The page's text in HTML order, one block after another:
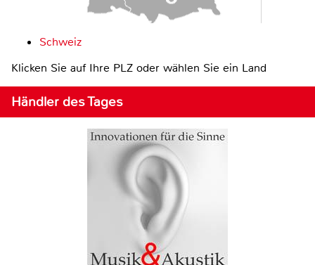
Schweiz
Klicken Sie auf Ihre PLZ oder wählen Sie ein Land
Händler des Tages